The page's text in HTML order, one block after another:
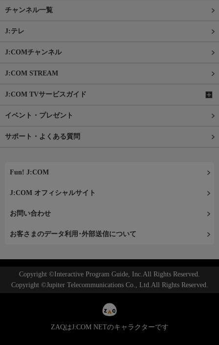
チャンネル一覧
J:テレ
J:COMチャンネル
J:COM STREAM
J:COM TVサービスガイド
イベント・プレゼント
サポート・よくある質問
Fun! J:COM
J:COM オフィシャルサイト
お問い合わせ
お客さまのデータ利用･外部送信について
Copyright ©Interactive Program Guide, Inc.All Rights Reserved.
Copyright ©Jupiter Telecommunications Co., Ltd.All Rights Reserved.
ZAQはJ:COM NETのキャラクターです